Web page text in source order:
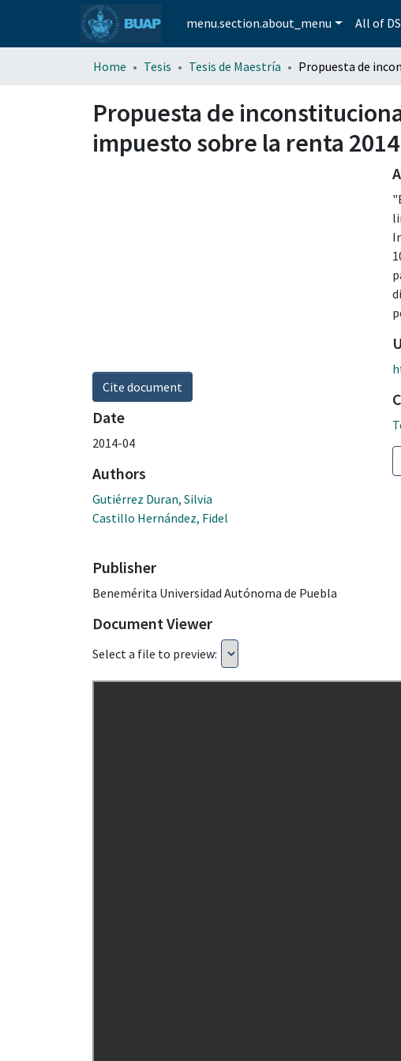
menu.section.about_menu All of
Home Tesis Tesis de Maestría
Propuesta de
impuesto sobre la renta 2014
Cite document
Date
2014-04
Authors
Gutiérrez Duran, Silvia
Castillo Hernández, Fidel
Publisher
Benemérita Universidad Autónoma de Puebla
Document Viewer
Select a file to preview: